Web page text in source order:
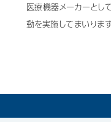
医療機器メーカーとし
動を実施してまいります